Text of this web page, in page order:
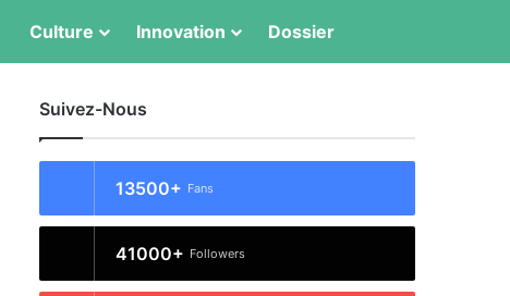
Culture Innovation Dossier
Suivez-Nous
13500+ Fans
41000+ Followers